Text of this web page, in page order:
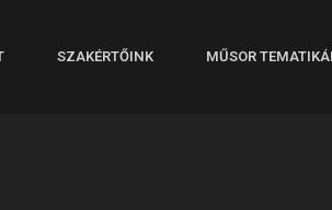
SZAKÉRTŐINK MŰSOR